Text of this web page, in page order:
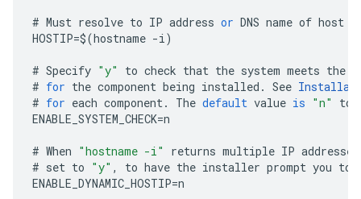
# Must resolve to IP address or DNS name of host
HOSTIP=$(hostname -i)
# Specify "y" to check that the system meets the
# for the component being installed . See
# for each component. The default value is "n" to
ENABLE_SYSTEM_CHECK=n
# When "hostname -i" returns multiple IP addresses
# set to "y" , to have the installer prompt you to
ENABLE_DYNAMIC_HOSTIP=n